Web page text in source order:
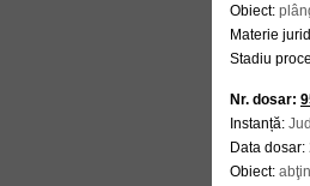
Obiect:
Materie
Stadiu
Nr. dosar:
Instanță:
Data dosar:
Obiect: